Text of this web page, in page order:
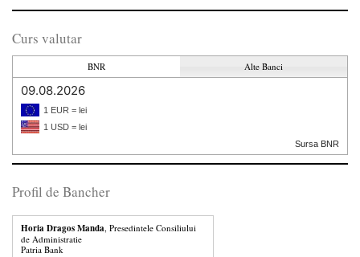
Curs valutar
BNR Alte Banci
09.08.2026
1 EUR = lei
1 USD = lei
Sursa BNR
Profil de Bancher
Horia Dragos Manda, Presedintele Consiliului
de Administratie
Patria Bank